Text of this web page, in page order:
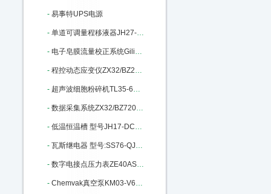
- 易事特UPS电源
- 单道可调量程移液器JH27-100-1000ul M22806
- 电子皂膜流量校正系统Gilibrator-2：M91285
- 程控动态应变仪ZX32/BZ2668 库号：M184253
- 超声波细胞粉碎机TL35-650Y库号：M240147
- 数据采集系统ZX32/BZ7201库号：M242379
- 低温恒温槽 型号JH17-DC0506：M302981
- 瓦斯继电器 型号:SS76-QJ1G-80A：M337579
- 数字电接点压力表ZE40AS-100K库号：M358090
- Chemvak真空泵KM03-V600库号：M364317